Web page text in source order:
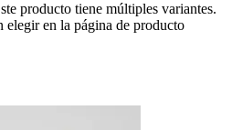
producto tiene múltiples variantes.
elegir en la página de producto